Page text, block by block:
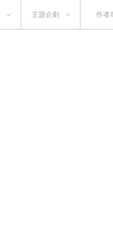
主題企劃 作者